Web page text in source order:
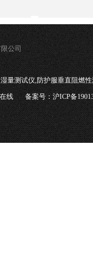
公司
量测试仪,防护服垂直阻燃
线 备案号：沪ICP备